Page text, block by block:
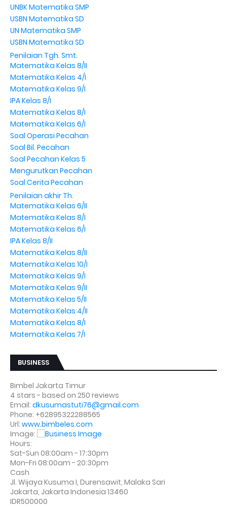
UNBK Matematika SMP
USBN Matematika SD
UN Matematika SMP
USBN Matematika SD
Penilaian Tgh. Smt.
Matematika Kelas 8/II
Matematika Kelas 4/I
Matematika Kelas 9/I
IPA Kelas 8/I
Matematika Kelas 8/I
Matematika Kelas 6/I
Soal Operasi Pecahan
Soal Bil. Pecahan
Soal Pecahan Kelas 5
Mengurutkan Pecahan
Soal Cerita Pecahan
Penilaian akhir Th.
Matematika Kelas 6/II
Matematika Kelas 8/I
Matematika Kelas 6/I
IPA Kelas 8/II
Matematika Kelas 8/II
Matematika Kelas 10/I
Matematika Kelas 9/I
Matematika Kelas 9/II
Matematika Kelas 5/II
Matematika Kelas 4/II
Matematika Kelas 8/I
Matematika Kelas 7/I
BUSINESS
Bimbel Jakarta Timur
4 stars - based on 250 reviews
Email: dkusumastuti76@gmail.com
Phone: +62895322288565
Url: www.bimbeles.com
Image:
Hours:
Sat-Sun 08:00am - 17:30pm
Mon-Fri 08:00am - 20:30pm
Cash
Jl. Wijaya Kusuma I, Durensawit, Malaka Sari
Jakarta, Jakarta Indonesia 13460
IDR500000